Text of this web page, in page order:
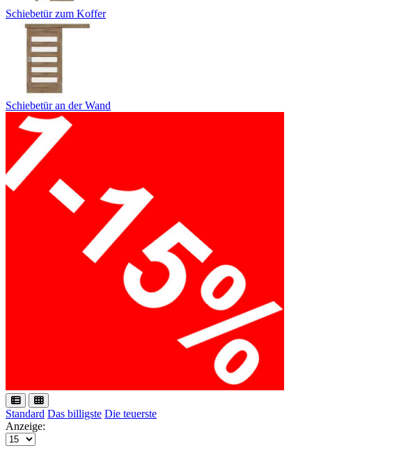
Schiebetür zum Koffer
Schiebetür an der Wand
Standard Das billigste Die teuerste
Anzeige: